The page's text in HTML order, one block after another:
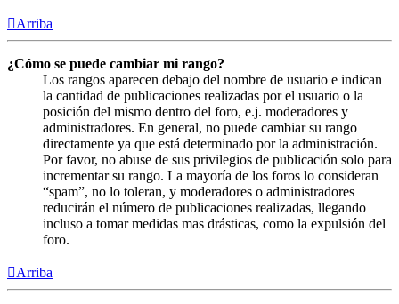
Arriba
¿Cómo se puede cambiar mi rango?
Los rangos aparecen debajo del nombre de usuario e indican
la cantidad de publicaciones realizadas por el usuario o la
posición del mismo dentro del foro, e.j. moderadores y
administradores. En general, no puede cambiar su rango
directamente ya que está determinado por la administración.
Por favor, no abuse de sus privilegios de publicación solo para
incrementar su rango. La mayoría de los foros lo consideran
“spam”, no lo toleran, y moderadores o administradores
reducirán el número de publicaciones realizadas, llegando
incluso a tomar medidas mas drásticas, como la expulsión del
foro.
Arriba